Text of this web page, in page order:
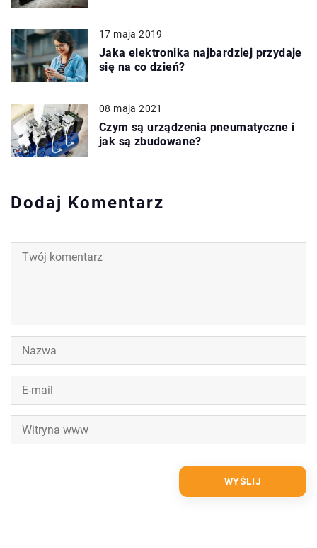
17 maja 2019
Jaka elektronika najbardziej przydaje
się na co dzień?
08 maja 2021
Czym są urządzenia pneumatyczne i
jak są zbudowane?
Dodaj Komentarz